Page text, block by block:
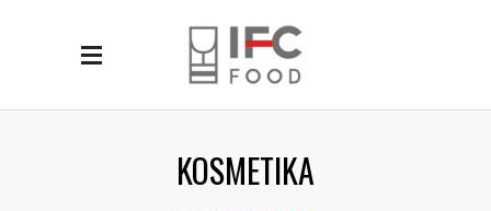
KOSMETIKA